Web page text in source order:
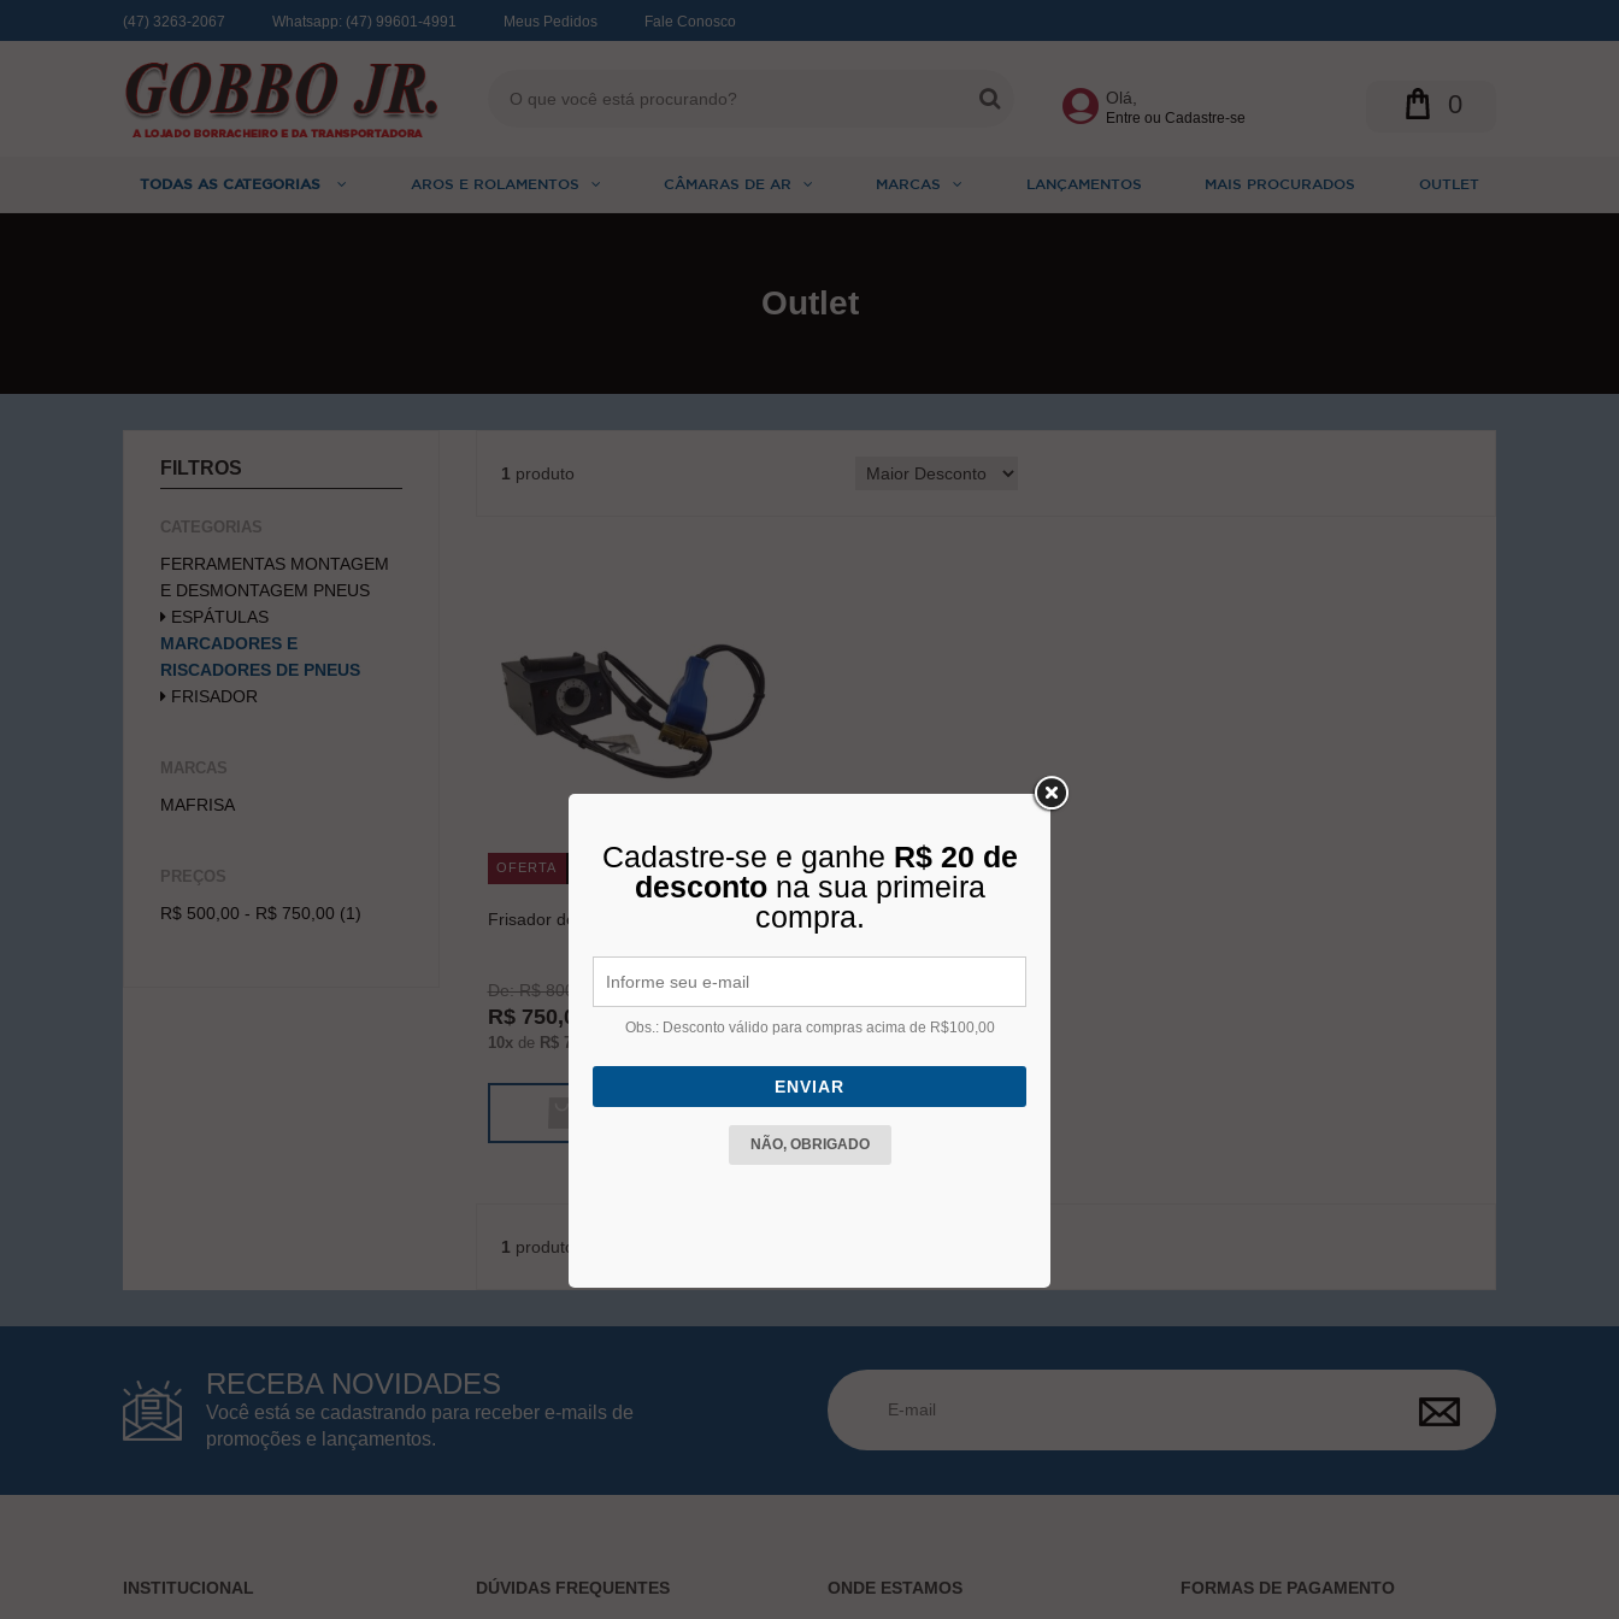
(47) 3263-2067 Whatsapp: (47) 99601-4991 Meus Pedidos Fale Conosco
Olá,
Entre ou Cadastre-se 0
TODAS AS CATEGORIAS AROS E ROLAMENTOS CÂMARAS DE AR MARCAS LANÇAMENTOS MAIS PROCURADOS OUTLET
Outlet
FILTROS
CATEGORIAS
FERRAMENTAS MONTAGEM
E DESMONTAGEM PNEUS
ESPÁTULAS
MARCADORES E
RISCADORES DE PNEUS
FRISADOR
MARCAS
MAFRISA
PREÇOS
R$ 500,00 - R$ 750,00 (1)
1 produto
OFERTA
Frisador de Pneus Mafrisa
De: R$ 800,00
R$ 750,00
10xde R$ 75,00
COMPRAR
1 produto
RECEBA NOVIDADES
Você está se cadastrando para receber e-mails de
promoções e lançamentos.
INSTITUCIONAL DÚVIDAS FREQUENTES ONDE ESTAMOS FORMAS DE PAGAMENTO
Cadastre-se e ganhe R$ 20 de
descontona sua primeira
compra.
Obs.: Desconto válido para compras acima de R$100,00
ENVIAR
NÃO, OBRIGADO